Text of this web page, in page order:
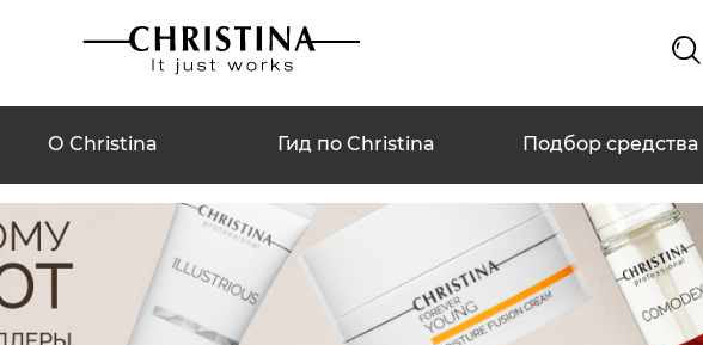
О Christina Гид по Christina Подбор средства